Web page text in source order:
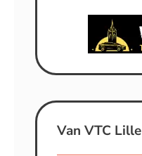
Van VTC Lille